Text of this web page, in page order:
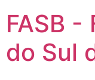
FASB -
do Sul